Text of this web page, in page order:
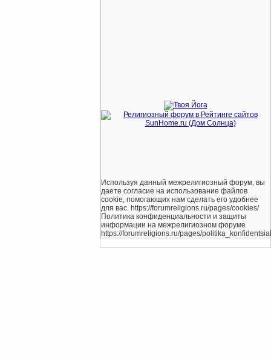
Используя данный межрелигиозный форум, вы
даете согласие на использование файлов
cookie, помогающих нам сделать его удобнее
для вас. https://forumreligions.ru/pages/cookies/
Политика конфиденциальности и защиты
информации на межрелигиозном форуме
https://forumreligions.ru/pages/